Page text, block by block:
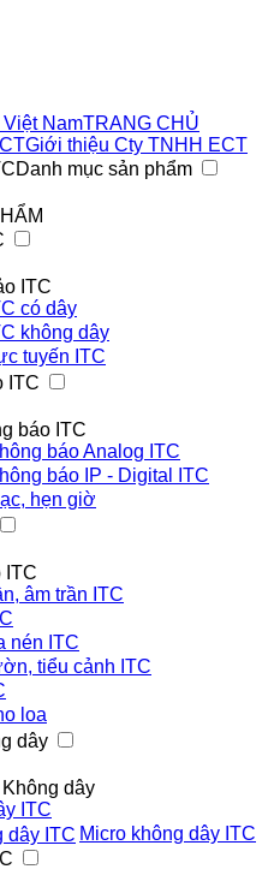
TRANG CHỦ
Giới thiệu Cty TNHH ECT
Danh mục sản phẩm
ITC
có dây
không dây
tuyến ITC
ITC
báo ITC
báo Analog ITC
báo IP - Digital ITC
hẹn giờ
ITC
âm trần ITC
nén ITC
tiểu cảnh ITC
loa
dây
dây
ITC
Micro không dây ITC